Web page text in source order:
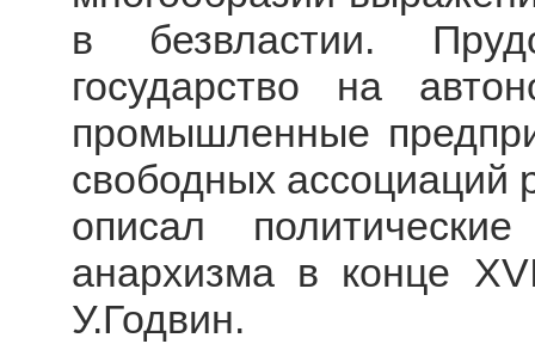
в безвластии.
государство на
промышленные
свободных
описал
анархизма в конце
У.Годвин.